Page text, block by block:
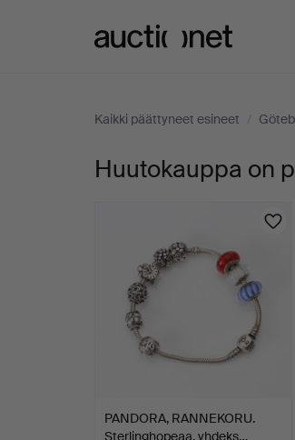
Kaikki päättyneet esineet /
RANNEKORU,
kultaa
koruja,
Huutokauppa on
PANDORA, RANNEKORU.
Sterlinghopeaa, yhdeks…